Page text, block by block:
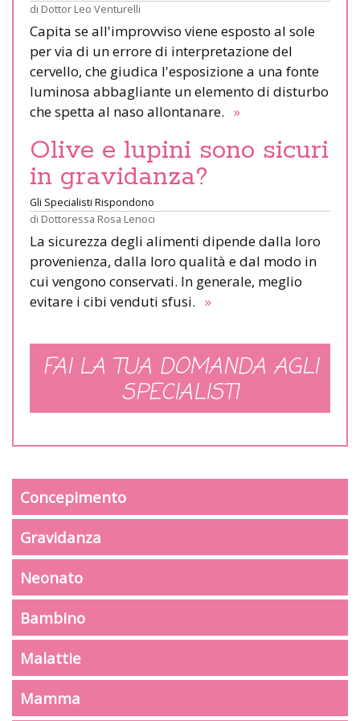
di Dottor Leo Venturelli
Capita se all'improvviso viene esposto al sole
per via di un errore di interpretazione del
cervello, che giudica l'esposizione a una fonte
luminosa abbagliante un elemento di disturbo
che spetta al naso allontanare. »
Olive e lupini sono sicuri
in gravidanza?
Gli Specialisti Rispondono
di Dottoressa Rosa Lenoci
La sicurezza degli alimenti dipende dalla loro
provenienza, dalla loro qualità e dal modo in
cui vengono conservati. In generale, meglio
evitare i cibi venduti sfusi. »
FAI LA TUA DOMANDA AGLI
SPECIALISTI
Concepimento
Gravidanza
Neonato
Bambino
Malattie
Mamma